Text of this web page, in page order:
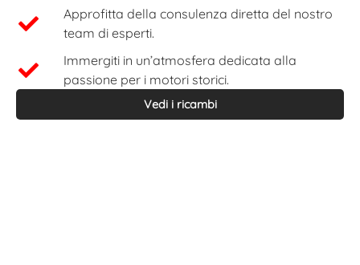
Approfitta della consulenza diretta del nostro
team di esperti.
Immergiti in un’atmosfera dedicata alla
passione per i motori storici.
Vedi i ricambi